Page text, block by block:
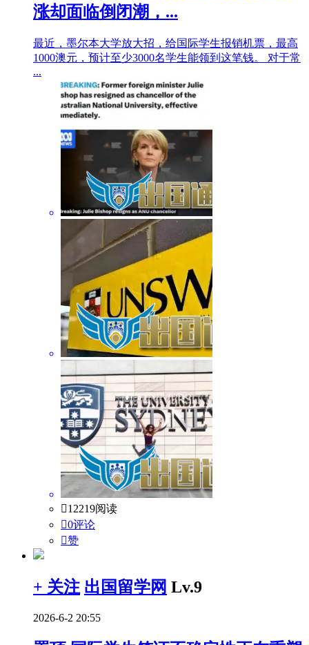
涨却面临倒闭潮，...
最近，墨尔本大学放大招，给国际学生报销机票，最高
1000澳元，预计至少3000名学生能领到这笔钱。 对于常
...
12219阅读
0评论
赞
+ 关注 出国留学网 Lv.9
2026-6-2 20:55